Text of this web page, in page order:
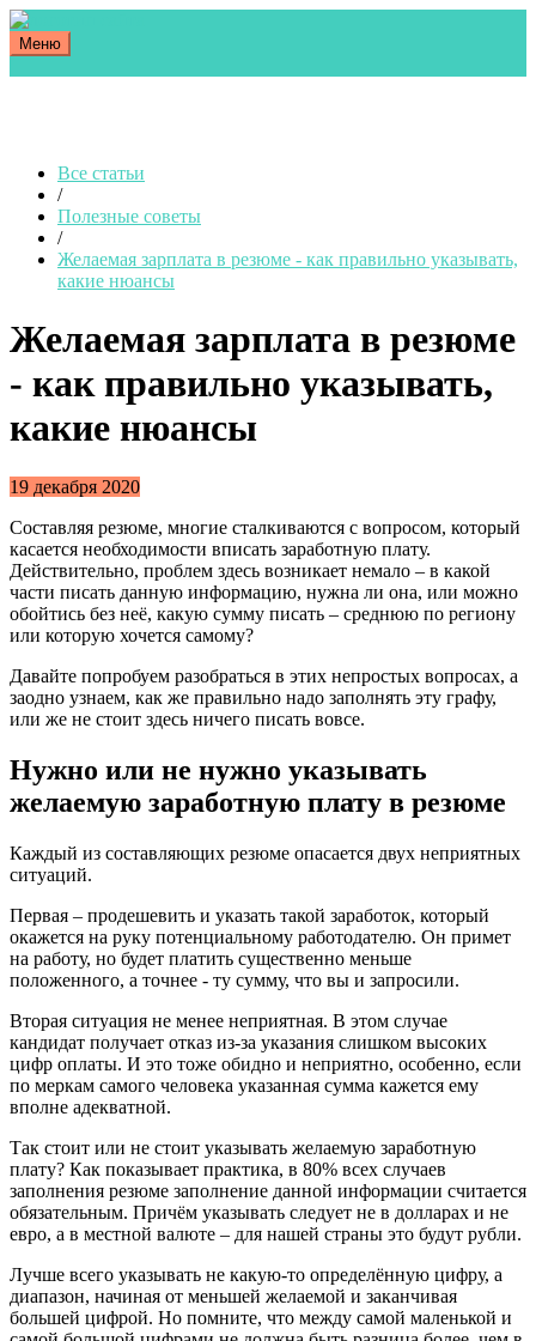
Меню
Все статьи
/
Полезные советы
/
Желаемая зарплата в резюме - как правильно указывать,
какие нюансы
Желаемая зарплата в резюме
- как правильно указывать,
какие нюансы
19 декабря 2020
Составляя резюме, многие сталкиваются с вопросом, который
касается необходимости вписать заработную плату.
Действительно, проблем здесь возникает немало – в какой
части писать данную информацию, нужна ли она, или можно
обойтись без неё, какую сумму писать – среднюю по региону
или которую хочется самому?
Давайте попробуем разобраться в этих непростых вопросах, а
заодно узнаем, как же правильно надо заполнять эту графу,
или же не стоит здесь ничего писать вовсе.
Нужно или не нужно указывать
желаемую заработную плату в резюме
Каждый из составляющих резюме опасается двух неприятных
ситуаций.
Первая – продешевить и указать такой заработок, который
окажется на руку потенциальному работодателю. Он примет
на работу, но будет платить существенно меньше
положенного, а точнее - ту сумму, что вы и запросили.
Вторая ситуация не менее неприятная. В этом случае
кандидат получает отказ из-за указания слишком высоких
цифр оплаты. И это тоже обидно и неприятно, особенно, если
по меркам самого человека указанная сумма кажется ему
вполне адекватной.
Так стоит или не стоит указывать желаемую заработную
плату? Как показывает практика, в 80% всех случаев
заполнения резюме заполнение данной информации считается
обязательным. Причём указывать следует не в долларах и не
евро, а в местной валюте – для нашей страны это будут рубли.
Лучше всего указывать не какую-то определённую цифру, а
диапазон, начиная от меньшей желаемой и заканчивая
большей цифрой. Но помните, что между самой маленькой и